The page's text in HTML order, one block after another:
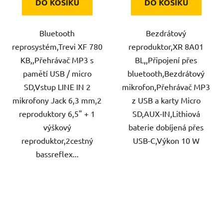
DO KOŠÍKU
Bluetooth
reprosystém,Trevi XF 780
KB,,Přehrávač MP3 s
pamětí USB / micro
SD,Vstup LINE IN 2
mikrofony Jack 6,3 mm,2
reproduktory 6,5" + 1
výškový
reproduktor,2cestný
bassreflex...
DO KOŠÍKU
Bezdrátový
reproduktor,XR 8A01
BL,,Připojení přes
bluetooth,Bezdrátový
mikrofon,Přehrávač MP3
z USB a karty Micro
SD,AUX-IN,Lithiová
baterie dobíjená přes
USB-C,Výkon 10 W